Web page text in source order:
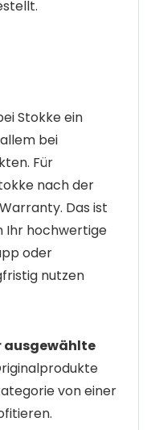
Stokke ein
bei
Für
nach der
Das ist
Ihr hochwertige
oder
nutzen
ausgewählte
von einer